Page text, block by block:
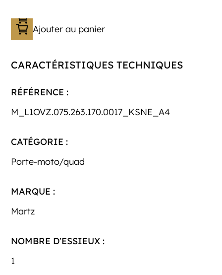
Ajouter au panier
CARACTÉRISTIQUES TECHNIQUES
RÉFÉRENCE :
M_L1OVZ.075.263.170.0017_KSNE_A4
CATÉGORIE :
Porte-moto/quad
MARQUE :
Martz
NOMBRE D'ESSIEUX :
1